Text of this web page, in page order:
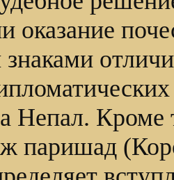
оказание
Непал. Кроме
паришад